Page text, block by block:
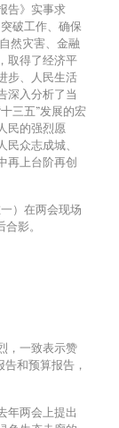
告》实事求
破工作、确保
然灾害、金融
取得了经济平
步、人民生活
深入分析了当
三五”发展的宏
民的强烈愿
众志成城、
再上台阶再创
）在两会现场
影。
，一致表示赞
和预算报告，
年两会上提出